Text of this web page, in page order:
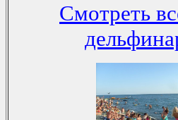
Смотреть